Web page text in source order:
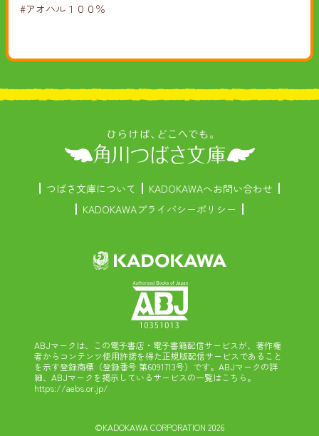
#アオハル１００％
つばさ文庫について
KADOKAWAへお問い合わせ
KADOKAWAプライバシーポリシー
ABJマークは、この電子書店・電子書籍配信サービスが、著作権
者からコンテンツ使用許諾を得た正規版配信サービスであること
を示す登録商標（登録番号 第6091713号）です。ABJマークの詳
細、ABJマークを掲示しているサービスの一覧はこちら。
https://aebs.or.jp/
©KADOKAWA CORPORATION 2026